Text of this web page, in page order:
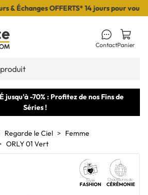
Échanges OFFERTS* 14 jours pour vous
ContactPanier
jusqu'à -70% : Profitez de nos Fins de
Séries !
Regarde le Ciel
Femme
ORLY 01 Vert